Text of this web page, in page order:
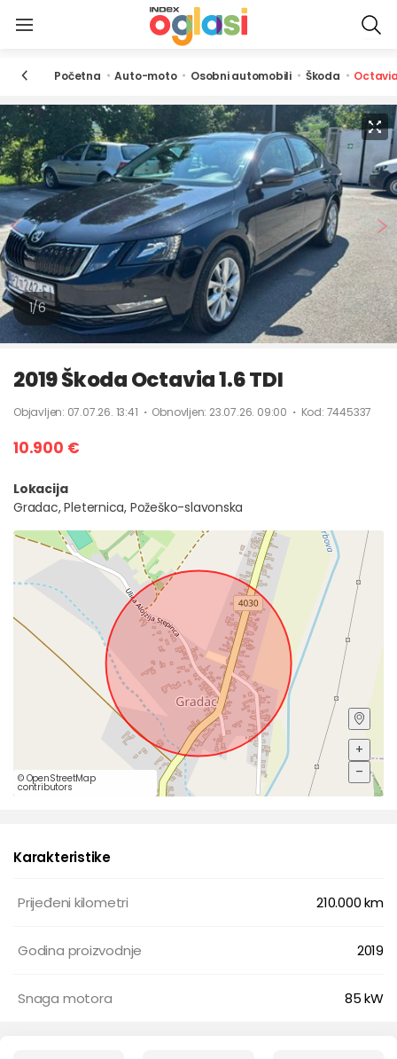
MOJI OGLASI
PORUKE
OCJENE
SPREMLJENI OGLASI
MOJE PRETRAGE
PRIJAVI PROBLEM ILI PRIJEDLOG
PREDAJ OGLAS
Početna ・Auto-moto・ Osobni automobili ・ Škoda ・
1/6
2019 Škoda Octavia 1.6 TDI
Objavljen: 07.07.26. 13:41 Obnovljen: 23.07.26. 09:00 Kod: 7445337
10.900 €
Lokacija
Gradac,Pleternica, Požeško-slavonska
+
–
© OpenStreetMap
contributors
Karakteristike
210.000 km
Prijeđeni kilometri
2019
Godina proizvodnje
85 kW
Snaga motora